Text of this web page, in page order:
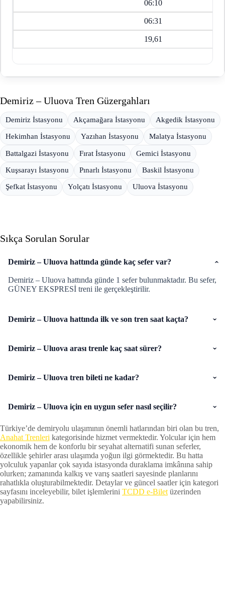
06:10
06:31
19,61
Demiriz – Uluova Tren Güzergahları
Demiriz İstasyonu Akçamağara İstasyonu Akgedik İstasyonu
Hekimhan İstasyonu Yazıhan İstasyonu Malatya İstasyonu
Battalgazi İstasyonu Fırat İstasyonu Gemici İstasyonu
Kuşsarayı İstasyonu Pınarlı İstasyonu Baskil İstasyonu
Şefkat İstasyonu Yolçatı İstasyonu Uluova İstasyonu
Sıkça Sorulan Sorular
Demiriz – Uluova hattında günde kaç sefer var?
Demiriz – Uluova hattında günde 1 sefer bulunmaktadır. Bu sefer,
GÜNEY EKSPRESİ treni ile gerçekleştirilir.
Demiriz – Uluova hattında ilk ve son tren saat kaçta?
Demiriz – Uluova arası trenle kaç saat sürer?
Demiriz – Uluova tren bileti ne kadar?
Demiriz – Uluova için en uygun sefer nasıl seçilir?
Türkiye’de demiryolu ulaşımının önemli hatlarından biri olan bu tren,
Anahat Trenleri kategorisinde hizmet vermektedir. Yolcular için hem
ekonomik hem de konforlu bir seyahat alternatifi sunan seferler,
özellikle şehirler arası ulaşımda yoğun ilgi görmektedir. Bu hatta
yolculuk yapanlar çok sayıda istasyonda duraklama imkânına sahip
olurken; zamanında kalkış ve varış saatleri sayesinde planlarını
rahatlıkla oluşturabilmektedir. Detaylar ve güncel saatler için kategori
sayfasını inceleyebilir, bilet işlemlerini TCDD e-Bilet üzerinden
yapabilirsiniz.